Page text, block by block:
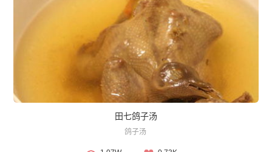
田七鸽子汤
鸽子汤